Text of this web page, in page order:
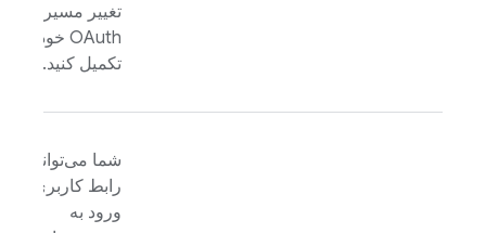
تغییر مسیر
OAuth خود را
تکمیل کنید.
شما می‌توانید
رابط کاربری
ورود به